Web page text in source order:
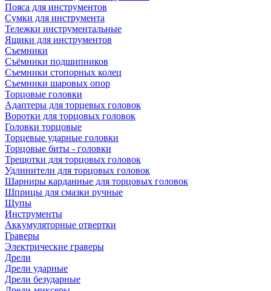
Пояса для инструментов
Сумки для инструмента
Тележки инструментальные
Ящики для инструментов
Съемники
Съёмники подшипников
Съемники стопорных колец
Съемники шаровых опор
Торцовые головки
Адаптеры для торцевых головок
Воротки для торцовых головок
Головки торцовые
Торцевые ударные головки
Торцовые биты - головки
Трещотки для торцовых головок
Удлинители для торцовых головок
Шарниры карданные для торцовых головок
Шприцы для смазки ручные
Щупы
Инструменты
Аккумуляторные отвертки
Граверы
Электрические граверы
Дрели
Дрели ударные
Дрели безударные